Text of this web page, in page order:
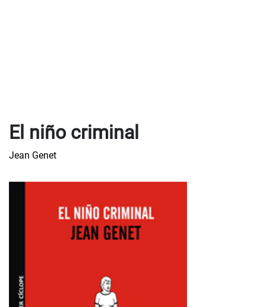
El niño criminal
Jean Genet